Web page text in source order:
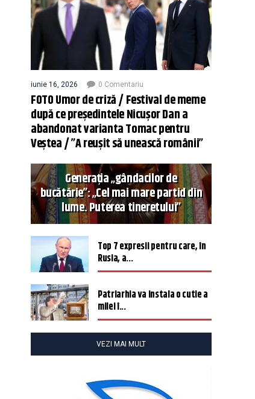
iunie 16, 2026 0 Comentariu
FOTO Umor de criză / Festival de meme
după ce președintele Nicușor Dan a
abandonat varianta Tomac pentru
Veștea / ”A reușit să unească românii”
Generația „gândacilor de
bucătărie”: „Cel mai mare partid din
lume. Puterea tineretului”
Top 7 expresii pentru care, în
Rusia, a...
Patriarhia va instala o cutie a
milei î...
VEZI MAI MULT